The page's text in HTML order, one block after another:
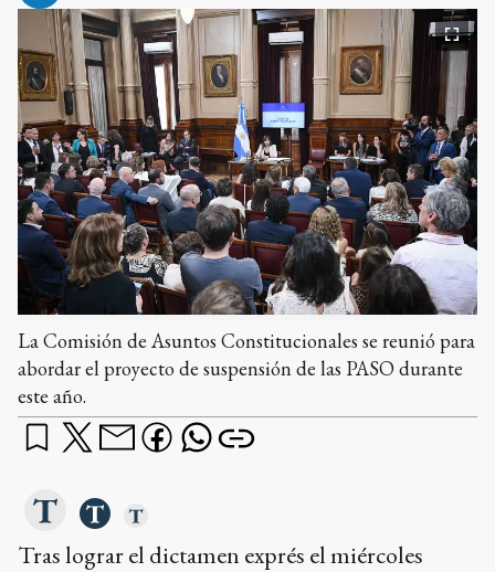
La Comisión de Asuntos Constitucionales se reunió para
abordar el proyecto de suspensión de las PASO durante
este año.
Tras lograr el dictamen exprés el miércoles